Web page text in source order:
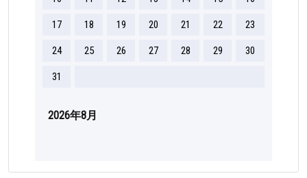
2026年8月
17 18 19 20 21 22 23
24 25 26 27 28 29 30
31